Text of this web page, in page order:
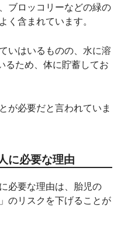
ブロッコリーなどの緑の
く含まれています。
いはいるものの、水に溶
るため、体に貯蓄してお
が必要だと言われていま
に必要な理由
必要な理由は、胎児の
のリスクを下げることが